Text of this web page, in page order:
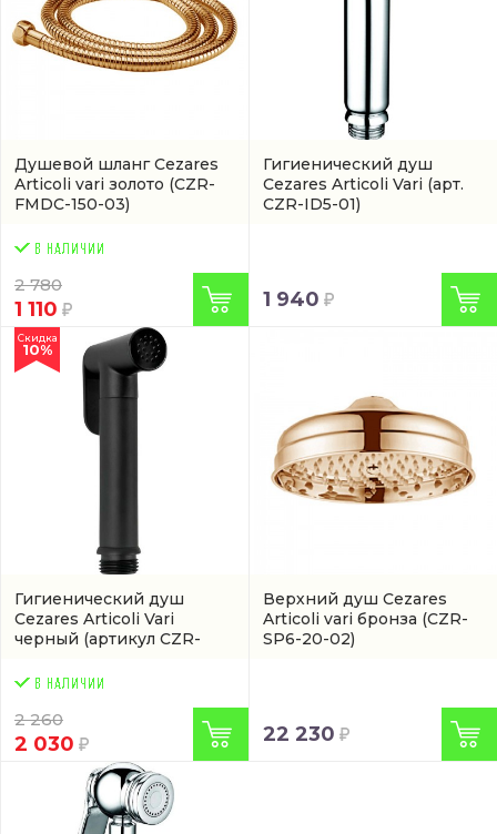
Душевой шланг Cezares
Articoli vari золото (CZR-
FMDC-150-03)
2 780
1 110
Гигиенический душ
Cezares Articoli Vari (арт.
CZR-ID5-01)
1 940
Гигиенический душ
Cezares Articoli Vari
черный (артикул CZR-
Скидка
10%
2 260
2 030
Верхний душ Cezares
Articoli vari бронза (CZR-
SP6-20-02)
22 230